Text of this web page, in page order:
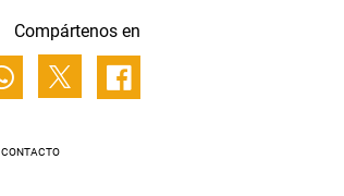
Compártenos en
CONTACTO